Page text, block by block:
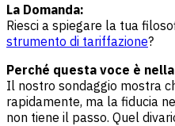
La Domanda:
Riesci a spiegare la tua
strumento di tariffazione?
Perché questa voce è
Il nostro sondaggio mostra
rapidamente, ma la fiducia
non tiene il passo. Quel